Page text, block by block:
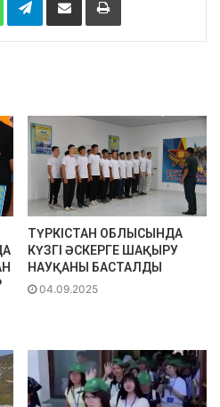
ТҮРКІСТАН ОБЛЫСЫНДА
КҮЗГІ ӘСКЕРГЕ ШАҚЫРУ
НАУҚАНЫ БАСТАЛДЫ
04.09.2025